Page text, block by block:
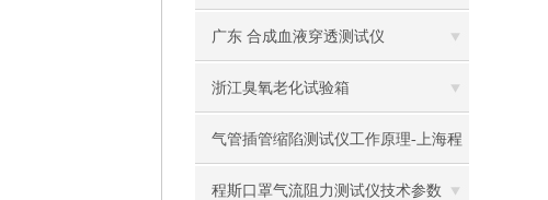
恒温振荡器
精密鼓风干燥箱
精密恒温水槽
离心机
试仪 上海程斯 参数介绍
广东 合成血液穿透测试仪
浙江臭氧老化试验箱
气管插管缩陷测试仪工作原理-上海程
斯
程斯口罩气流阻力测试仪技术参数